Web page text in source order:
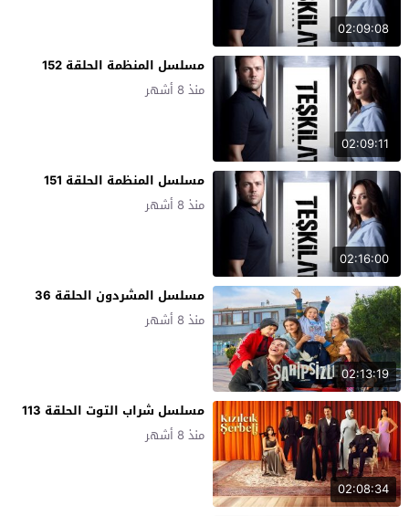
02:09:08
02:09:11
مسلسل المنظمة الحلقة 152
منذ 8 أشهر
02:16:00
مسلسل المنظمة الحلقة 151
منذ 8 أشهر
02:13:19
مسلسل المشردون الحلقة 36
منذ 8 أشهر
02:08:34
مسلسل شراب التوت الحلقة 113
منذ 8 أشهر